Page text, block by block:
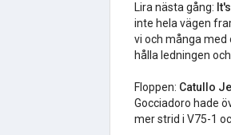
Lira nästa gång:
inte hela vägen
vi och många
hålla ledningen
Floppen: Catullo
Gocciadoro hade
mer strid i V75-1